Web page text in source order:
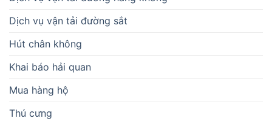
Dịch vụ vận tải đường sắt
Hút chân không
Khai báo hải quan
Mua hàng hộ
Thú cưng